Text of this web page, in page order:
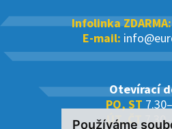
Používáme
Infolinka ZDARMA:
E-mail:
Otevírací
PO, ST
ÚT, ČT